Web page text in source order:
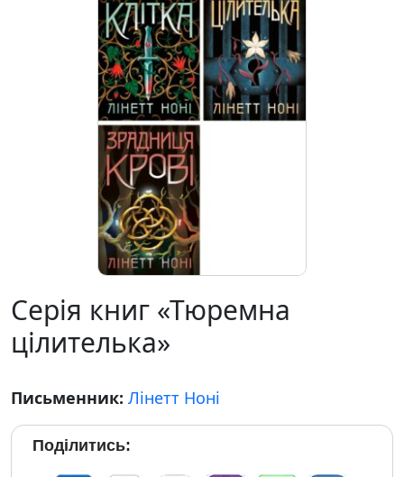
Серія книг «Тюремна
цілителька»
Письменник: Лінетт Ноні
Поділитись: